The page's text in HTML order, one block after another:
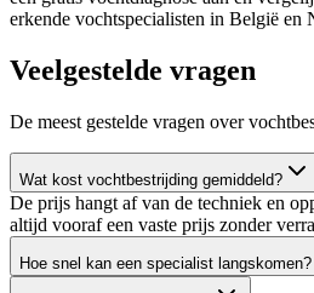
erkende vochtspecialisten in België en
Veelgestelde vragen
De meest gestelde vragen over
Wat kost vochtbestrijding gemiddeld?
De prijs hangt af van de techniek en
altijd vooraf een vaste prijs zonder
Hoe snel kan een specialist langskomen?